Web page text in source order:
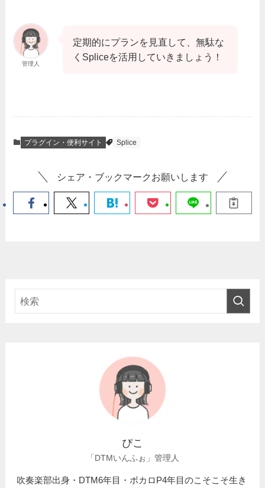
管理人
定期的にプランを見直して、無駄な
くSpliceを活用していきましょう！
プラグイン・便利サイト Splice
シェア・ブックマークお願いします
ぴこ
「DTMいんふぉ」管理人
吹奏楽部出身・DTM6年目・ボカロP4年目のこそこそ生き